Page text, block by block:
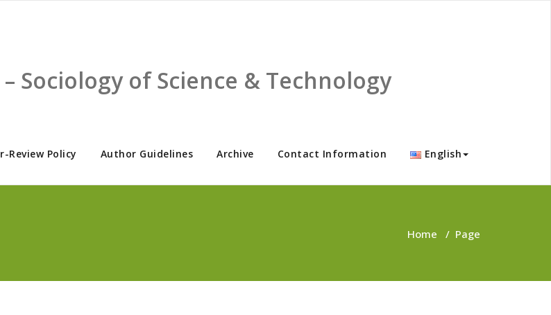
Sociology of Science & Technology
Review Policy Author Guidelines Archive Contact Information English
Home / Page